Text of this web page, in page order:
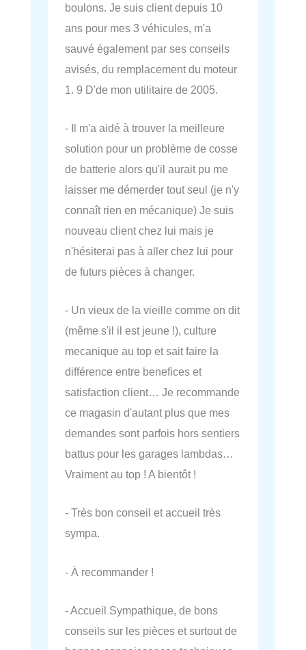
boulons. Je suis client depuis 10
ans pour mes 3 véhicules, m'a
sauvé également par ses conseils
avisés, du remplacement du moteur
1. 9 D'de mon utilitaire de 2005.
- Il m'a aidé à trouver la meilleure
solution pour un problème de cosse
de batterie alors qu'il aurait pu me
laisser me démerder tout seul (je n'y
connaît rien en mécanique) Je suis
nouveau client chez lui mais je
n'hésiterai pas à aller chez lui pour
de futurs pièces à changer.
- Un vieux de la vieille comme on dit
(même s'il il est jeune !), culture
mecanique au top et sait faire la
différence entre benefices et
satisfaction client… Je recommande
ce magasin d'autant plus que mes
demandes sont parfois hors sentiers
battus pour les garages lambdas…
Vraiment au top ! A bientôt !
- Très bon conseil et accueil très
sympa.
- À recommander !
- Accueil Sympathique, de bons
conseils sur les pièces et surtout de